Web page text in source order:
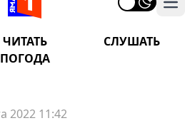
ЧИТАТЬ
СЛУШАТЬ
ПОГОДА
2022 11:42